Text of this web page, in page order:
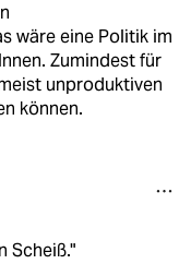
wäre eine Politik im
Zumindest für
unproduktiven
können.
Scheiß."